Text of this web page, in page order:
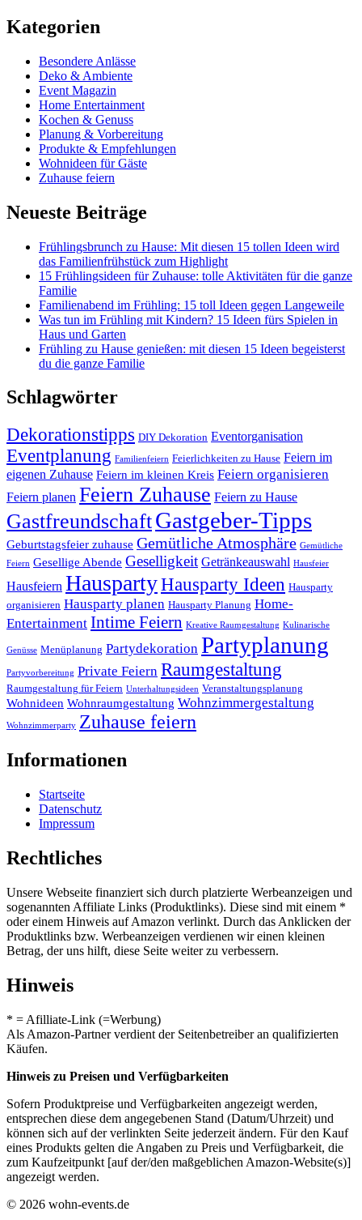
Kategorien
Besondere Anlässe
Deko & Ambiente
Event Magazin
Home Entertainment
Kochen & Genuss
Planung & Vorbereitung
Produkte & Empfehlungen
Wohnideen für Gäste
Zuhause feiern
Neueste Beiträge
Frühlingsbrunch zu Hause: Mit diesen 15 tollen Ideen wird
das Familienfrühstück zum Highlight
15 Frühlingsideen für Zuhause: tolle Aktivitäten für die ganze
Familie
Familienabend im Frühling: 15 toll Ideen gegen Langeweile
Was tun im Frühling mit Kindern? 15 Ideen fürs Spielen in
Haus und Garten
Frühling zu Hause genießen: mit diesen 15 Ideen begeisterst
du die ganze Familie
Schlagwörter
Dekorationstipps DIY Dekoration Eventorganisation
Eventplanung Familienfeiern Feierlichkeiten zu Hause Feiern im
eigenen Zuhause Feiern im kleinen Kreis Feiern organisieren
Feiern planen Feiern Zuhause Feiern zu Hause
GastfreundschaftGastgeber-Tipps
Geburtstagsfeier zuhause Gemütliche Atmosphäre Gemütliche
Feiern Gesellige Abende Geselligkeit Getränkeauswahl Hausfeier
Hausfeiern HauspartyHausparty Ideen Hausparty
organisieren Hausparty planen Hausparty Planung Home-
Entertainment Intime Feiern Kreative Raumgestaltung Kulinarische
Genüsse Menüplanung Partydekoration Partyplanung
Partyvorbereitung Private Feiern Raumgestaltung
Raumgestaltung für Feiern Unterhaltungsideen Veranstaltungsplanung
Wohnideen Wohnraumgestaltung Wohnzimmergestaltung
Wohnzimmerparty Zuhause feiern
Informationen
Startseite
Datenschutz
Impressum
Rechtliches
Unsere Webseite finanziert sich durch platzierte Werbeanzeigen und
sogenannten Affiliate Links (Produktlinks). Diese sind mit einem *
oder einem Hinweis auf Amazon verlinkt. Durch das Anklicken der
Produktlinks bzw. Werbeanzeigen verdienen wir einen kleinen
Betrag, der uns hilft, diese Seite weiter zu verbessern.
Hinweis
* = Afilliate-Link (=Werbung)
Als Amazon-Partner verdient der Seitenbetreiber an qualifizierten
Käufen.
Hinweis zu Preisen und Verfügbarkeiten
Sofern Produktpreise und Verfügbarkeiten angezeigt werden,
entsprechen diese dem angegebenen Stand (Datum/Uhrzeit) und
können sich auf der verlinkten Seite jederzeit ändern. Für den Kauf
eines Produkts gelten die Angaben zu Preis und Verfügbarkeit, die
zum Kaufzeitpunkt [auf der/den maßgeblichen Amazon-Website(s)]
angezeigt werden.
© 2026 wohn-events.de